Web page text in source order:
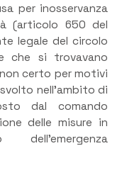
per inosservanza
(articolo 650 del
legale del circolo
che si trovavano
certo per motivi
nell’ambito di
dal comando
delle misure in